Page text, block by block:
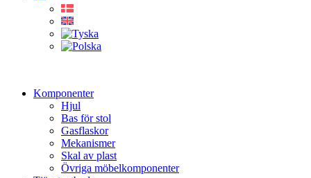
Komponenter
Hjul
Bas för stol
Gasflaskor
Mekanismer
Skal av plast
Övriga möbelkomponenter